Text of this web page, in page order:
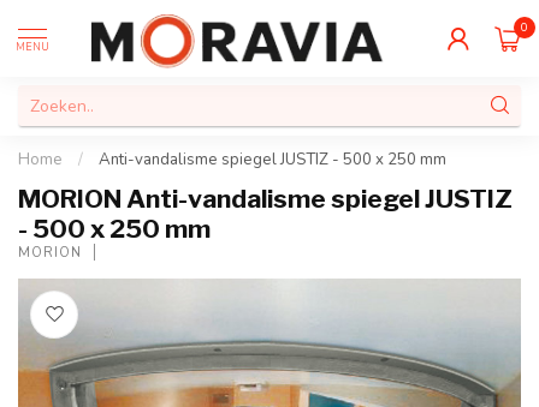
MENU
0
Home / Anti-vandalisme spiegel JUSTIZ - 500 x 250 mm
MORION Anti-vandalisme spiegel JUSTIZ
- 500 x 250 mm
MORION